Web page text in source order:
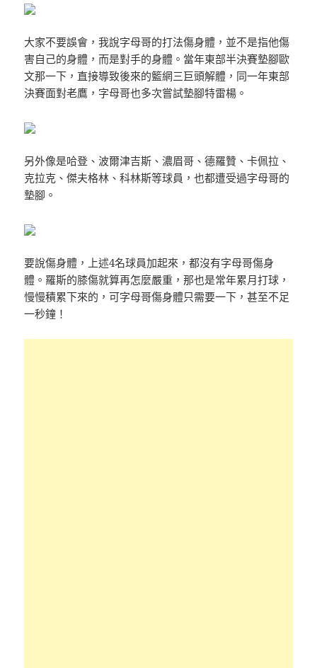
大家不要誤會，我說字母哥的打法傷身體，並不是指他傷
害自己的身體，而是對手的身體。當年東部半決賽墊腳歐
文那一下，直接導致後來的籃網三巨頭解體，同一年東部
決賽面對老鷹，字母哥也多次嘗試墊腳特雷楊。
另外像是哈登、波爾津吉斯、濃眉哥、德羅贊、卡佩拉、
克拉克、傑夫格林、科林斯等球員，也都遭受過字母哥的
墊腳。
要說傷身體，上述4名球員加起來，都沒有字母哥傷身
體。羅斯的膝傷就算再怎麼嚴重，那也是常年累月打球，
慢慢積累下來的，可字母哥傷身體只需要一下，甚至不足
一秒鐘！
×